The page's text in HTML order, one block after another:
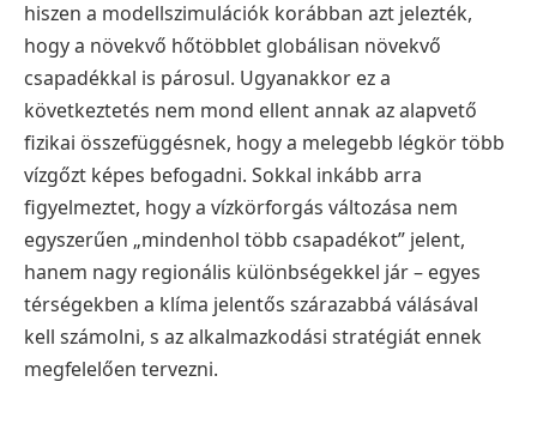
hiszen a modellszimulációk korábban azt jelezték,
hogy a növekvő hőtöbblet globálisan növekvő
csapadékkal is párosul. Ugyanakkor ez a
következtetés nem mond ellent annak az alapvető
fizikai összefüggésnek, hogy a melegebb légkör több
vízgőzt képes befogadni. Sokkal inkább arra
figyelmeztet, hogy a vízkörforgás változása nem
egyszerűen „mindenhol több csapadékot” jelent,
hanem nagy regionális különbségekkel jár – egyes
térségekben a klíma jelentős szárazabbá válásával
kell számolni, s az alkalmazkodási stratégiát ennek
megfelelően tervezni.